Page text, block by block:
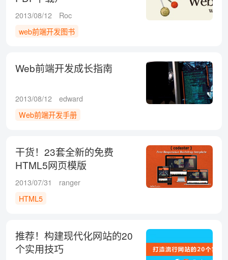
2013/08/12
Roc
web前端开发图书
Web前端开发成长指南
2013/08/12
edward
Web前端开发手册
干货！23套全新的免费
HTML5网页模版
2013/07/31
ranger
HTML5
推荐！构建现代化网站的20
个实用技巧